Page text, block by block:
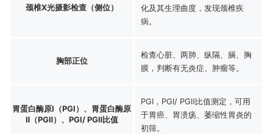
颈椎X光摄影检查（侧位）
化及其生理曲度，发现颈椎疾
病。
胸部正位
检查心脏、两肺、纵隔、膈、胸
膜，判断有无炎症、肿瘤等。
胃蛋白酶原Ⅰ（PGⅠ）、胃蛋白酶原
Ⅱ（PGⅡ）、PGⅠ/ PGⅡ比值
PGⅠ，PGⅠ/ PGⅡ比值测定，可用
于胃癌、胃溃疡、萎缩性胃炎的
初筛。